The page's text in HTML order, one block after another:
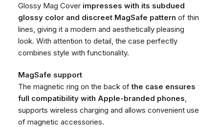
Glossy Mag Cover impresses with its subdued
glossy color and discreet MagSafe pattern of thin
lines, giving it a modern and aesthetically pleasing
look. With attention to detail, the case perfectly
combines style with functionality.
MagSafe support
The magnetic ring on the back ofthe case ensures
full compatibility with Apple-branded phones,
supports wireless charging and allows convenient use
of magnetic accessories.